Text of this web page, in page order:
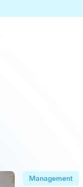
Management